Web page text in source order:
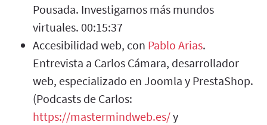
Pousada. Investigamos más mundos
virtuales. 00:15:37
Accesibilidad web, con Pablo Arias.
Entrevista a Carlos Cámara, desarrollador
web, especializado en Joomla y PrestaShop.
(Podcasts de Carlos:
https://mastermindweb.es/y